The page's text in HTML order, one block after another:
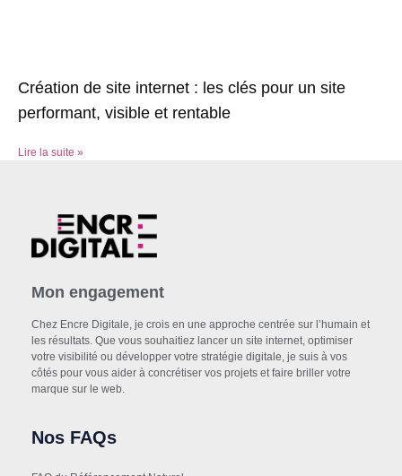
Création de site internet : les clés pour un site
performant, visible et rentable
Lire la suite »
Mon engagement
Chez Encre Digitale, je crois en une approche centrée sur l’humain et
les résultats. Que vous souhaitiez lancer un site internet, optimiser
votre visibilité ou développer votre stratégie digitale, je suis à vos
côtés pour vous aider à concrétiser vos projets et faire briller votre
marque sur le web.
Nos FAQs